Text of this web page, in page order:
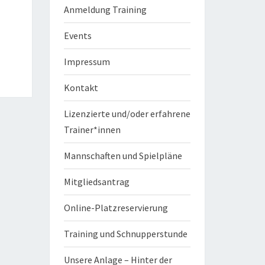
Anmeldung Training
Events
Impressum
Kontakt
Lizenzierte und/oder erfahrene
Trainer*innen
Mannschaften und Spielpläne
Mitgliedsantrag
Online-Platzreservierung
Training und Schnupperstunde
Unsere Anlage – Hinter der